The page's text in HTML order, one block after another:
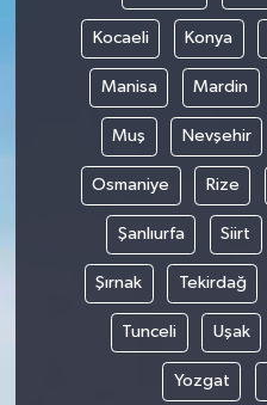
Kocaeli Konya
Manisa Mardin
Muş Nevşehir
Osmaniye Rize
Şanlıurfa Siirt
Şırnak Tekirdağ
Tunceli Uşak
Yozgat